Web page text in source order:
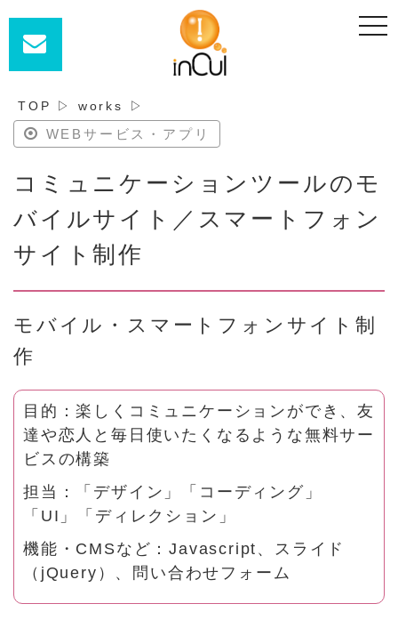
t
o
t
i
n
TOP ▷ works ▷
WEBサービス・アプリ
コミュニケーションツールのモ
バイルサイト／スマートフォン
サイト制作
モバイル・スマートフォンサイト制
作
目的：楽しくコミュニケーションができ、友
達や恋人と毎日使いたくなるような無料サー
ビスの構築
担当：「デザイン」「コーディング」
「UI」「ディレクション」
機能・CMSなど：Javascript、スライド
（jQuery）、問い合わせフォーム